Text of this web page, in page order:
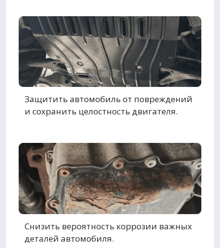
Защитить автомобиль от повреждений
и сохранить целостность двигателя.
Снизить вероятность коррозии важных
деталей автомобиля.